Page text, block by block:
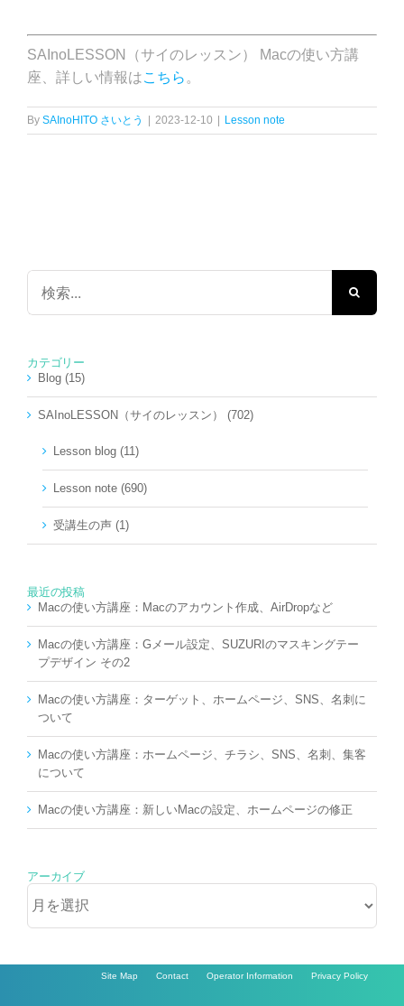
SAInoLESSON（サイのレッスン） Macの使い方講
座、詳しい情報はこちら 。
By SAInoHITO さいとう 2023-12-10 Lesson note
検
…
カテゴリー
Blog (15)
SAInoLESSON（サイのレッスン） (702)
Lesson blog (11)
Lesson note (690)
受講生の声 (1)
最近の投稿
Macの使い方講座：Macのアカウント作成、AirDropなど
Macの使い方講座：Gメール設定、SUZURIのマスキングテー
プデザイン その2
Macの使い方講座：ターゲット、ホームページ、SNS、名刺に
ついて
Macの使い方講座：ホームページ、チラシ、SNS、名刺、集客
について
Macの使い方講座：新しいMacの設定、ホームページの修正
アーカイブ
ー
カ
ブ
Site Map Contact Operator Information Privacy Policy